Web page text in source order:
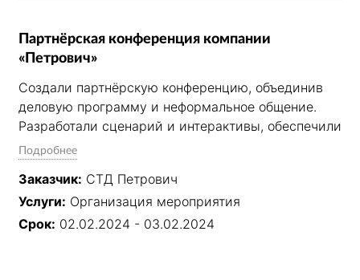
Партнёрская конференция компании
«Петрович»
Создали партнёрскую конференцию, объединив
деловую программу и неформальное общение.
Разработали сценарий и интерактивы, обеспечили
работу персонала, полиграфию, кейтеринг и
оформление площадки. Продуманная программа
помогла укрепить отношения с партнёрами,
поддержать открытый диалог и сформировать
позитивный эмоциональный опыт
Подробнее
Заказчик: СТД Петрович
Услуги: Организация мероприятия
Срок: 02.02.2024 - 03.02.2024